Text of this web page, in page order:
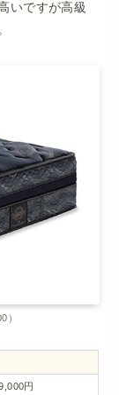
いですが高級
）
円